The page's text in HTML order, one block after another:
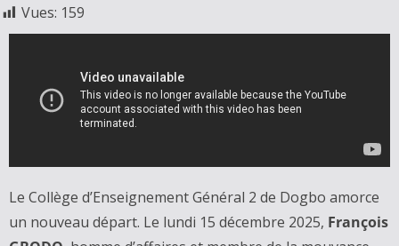
Vues: 159
‎Le Collège d’Enseignement Général 2 de Dogbo amorce
un nouveau départ. Le lundi 15 décembre 2025, François